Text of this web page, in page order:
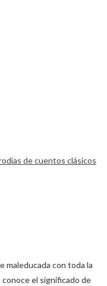
de cuentos clásicos
maleducada con toda la
el significado de